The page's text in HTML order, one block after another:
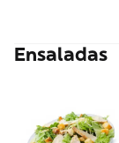
Ensaladas